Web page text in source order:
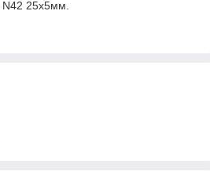
N42 25х5мм.